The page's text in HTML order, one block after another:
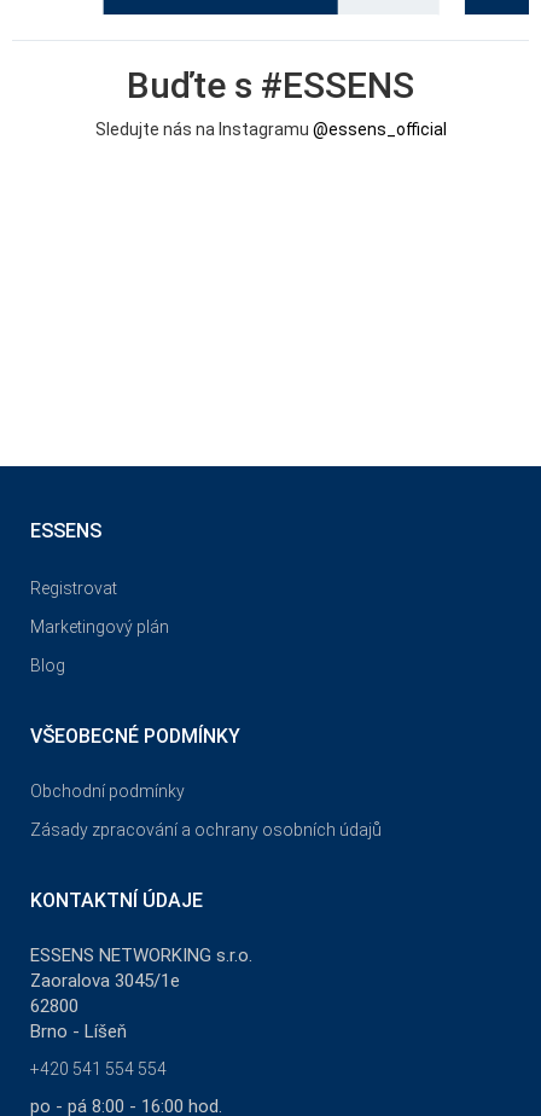
Buďte s #ESSENS
Sledujte nás na Instagramu @essens_official
ESSENS
Registrovat
Marketingový plán
Blog
VŠEOBECNÉ PODMÍNKY
Obchodní podmínky
Zásady zpracování a ochrany osobních údajů
KONTAKTNÍ ÚDAJE
ESSENS NETWORKING s.r.o.
Zaoralova 3045/1e
62800
Brno - Líšeň
+420 541 554 554
po - pá 8:00 - 16:00 hod.